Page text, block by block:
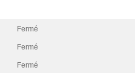
Fermé
Fermé
Fermé